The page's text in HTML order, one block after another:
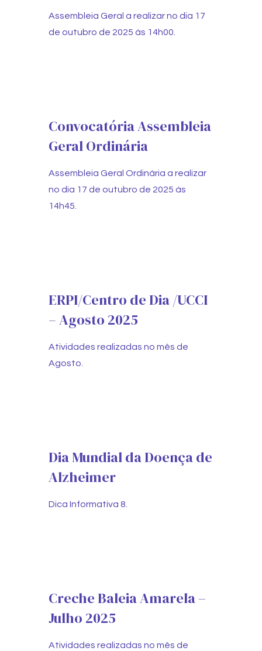
Assembleia Geral a realizar no dia 17
de outubro de 2025 às 14h00.
Convocatória Assembleia
Geral Ordinária
Assembleia Geral Ordinária a realizar
no dia 17 de outubro de 2025 às
14h45.
ERPI/Centro de Dia /UCCI
– Agosto 2025
Atividades realizadas no mês de
Agosto.
Dia Mundial da Doença de
Alzheimer
Dica Informativa 8.
Creche Baleia Amarela –
Julho 2025
Atividades realizadas no mês de